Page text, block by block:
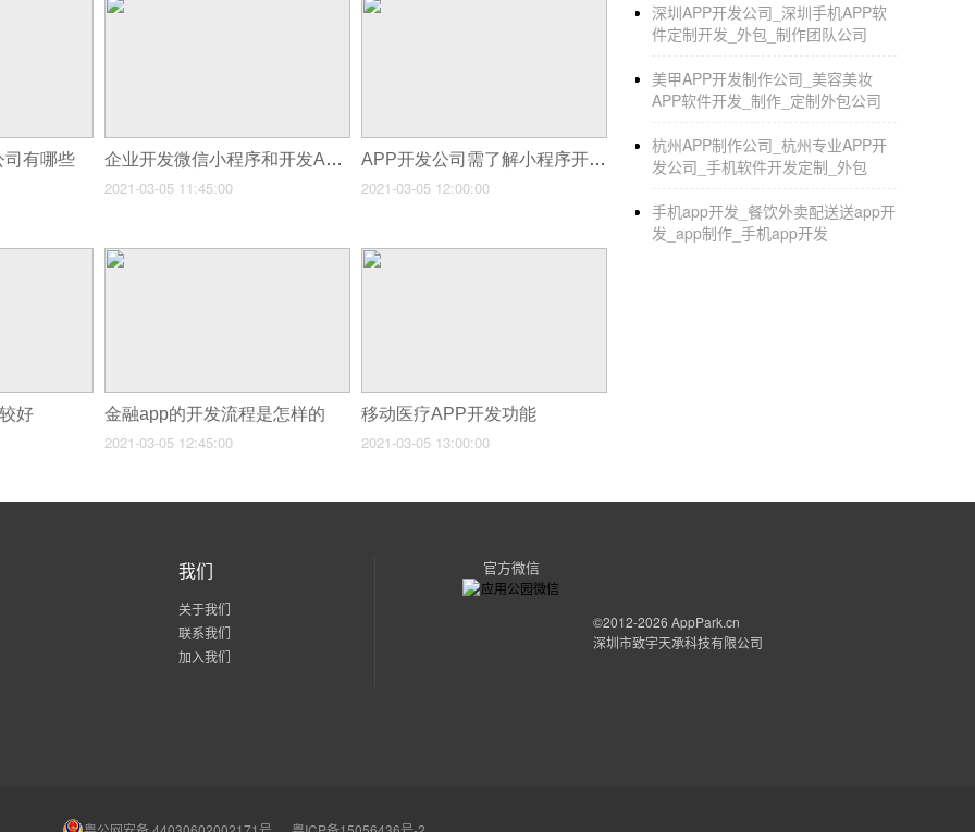
做一个微信小程序需要多少钱
2.小程序的价格更合理。相对于APP，微信
城，费用的基础上，大概有两项：店铺成立
3.小程序的体验更友好。在小程序出现之前
司有哪些 企业开发微信小程序和开发APP哪个好
2021-03-05 11:45:00
APP开发公司需了解小程序开发的成本
2021-03-05 12:00:00
好 金融app的开发流程是怎样的
2021-03-05 12:45:00
移动医疗APP开发功能
2021-03-05 13:00:00
深圳APP开发公司_深圳手机APP软
件定制开发_外包_制作团队公司
美甲APP开发制作公司_美容美妆
APP软件开发_制作_定制外包公司
杭州APP制作公司_杭州专业APP开
发公司_手机软件开发定制_外包
手机app开发_餐饮外卖配送送app开
发_app制作_手机app开发
我们
关于我们
联系我们
加入我们
官方微信
©2012-2026 AppPark.cn
深圳市致宇天承科技有限公司